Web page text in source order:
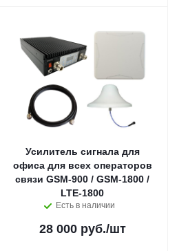
Усилитель сигнала для
офиса для всех операторов
связи GSM-900 / GSM-1800 /
LTE-1800
Есть в наличии
28 000 руб./шт